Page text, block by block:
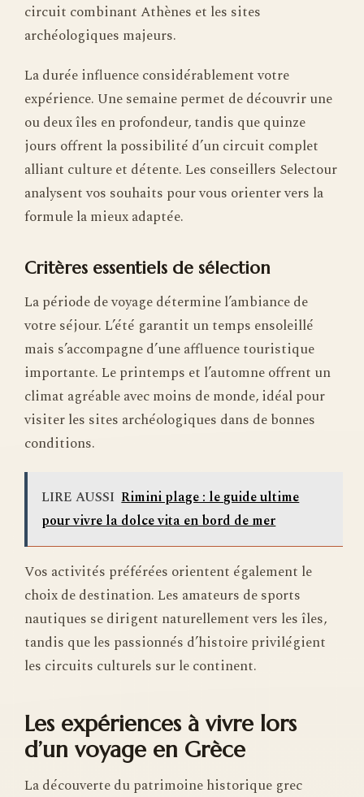
circuit combinant Athènes et les sites
archéologiques majeurs.
La durée influence considérablement votre
expérience. Une semaine permet de découvrir une
ou deux îles en profondeur, tandis que quinze
jours offrent la possibilité d’un circuit complet
alliant culture et détente. Les conseillers Selectour
analysent vos souhaits pour vous orienter vers la
formule la mieux adaptée.
Critères essentiels de sélection
La période de voyage détermine l’ambiance de
votre séjour. L’été garantit un temps ensoleillé
mais s’accompagne d’une affluence touristique
importante. Le printemps et l’automne offrent un
climat agréable avec moins de monde, idéal pour
visiter les sites archéologiques dans de bonnes
conditions.
LIRE AUSSI Rimini plage : le guide ultime
pour vivre la dolce vita en bord de mer
Vos activités préférées orientent également le
choix de destination. Les amateurs de sports
nautiques se dirigent naturellement vers les îles,
tandis que les passionnés d’histoire privilégient
les circuits culturels sur le continent.
Les expériences à vivre lors
d’un voyage en Grèce
La découverte du patrimoine historique grec